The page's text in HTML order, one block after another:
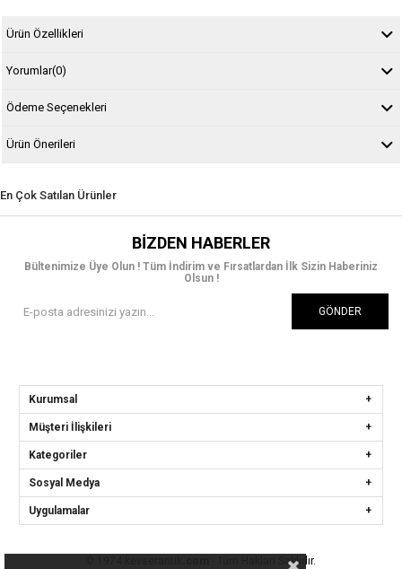
Ürün Özellikleri
Yorumlar(0)
Ödeme Seçenekleri
Ürün Önerileri
En Çok Satılan Ürünler
BIZDEN HABERLER
Bültenimize Üye Olun ! Tüm İndirim ve Fırsatlardan İlk Sizin Haberiniz
Olsun !
GÖNDER
Kurumsal
Müşteri İlişkileri
Kategoriler
Sosyal Medya
Uygulamalar
- Tüm Hakları Saklıdır.